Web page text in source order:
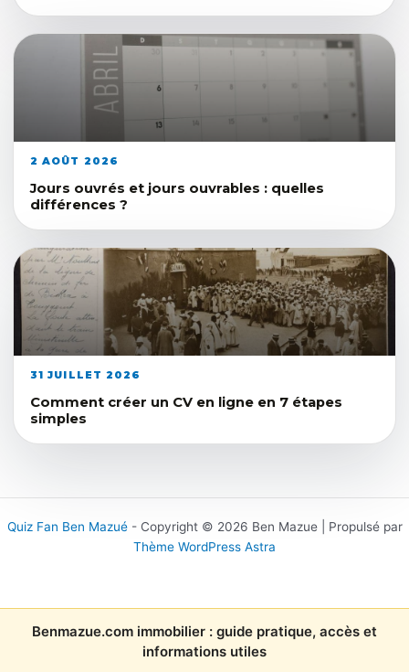
2 AOÛT 2026
Jours ouvrés et jours ouvrables : quelles
différences ?
31 JUILLET 2026
Comment créer un CV en ligne en 7 étapes
simples
Quiz Fan Ben Mazué- Copyright © 2026 Ben Mazue | Propulsé par
Thème WordPress Astra
Benmazue.com immobilier : guide pratique, accès et
informations utiles